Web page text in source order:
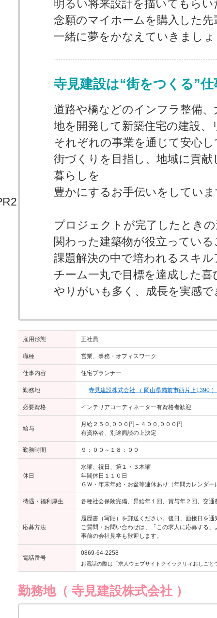
明るい将来設計を描いてもら
念願のマイホームを購入した
一緒に夢をかなえていきまし
寺見建設は“街をつくる”
道路や橋などのインフラ整備、
地を開発して新築住宅の建設、
それぞれの事業を通じて安心
街づくりを目指し、地域に貢
暮らしを
豊かにするお手伝いをしてい
プロジェクトが完了したとき
関わった建築物が役立ってい
課題解決の中で培われるスキ
チーム一丸で目標を達成した喜
やりがいも多く、成長を実感
雇用形態 正社員
職種 営業、事務・オフィスワーク
仕事内容 住宅プランナー
勤務地 寺見建設株式会社 （ 岡山県備前市西片上1390 ）
必要資格 インテリアコーディネーター有資格者歓迎
給与
月給２５０,０００円～４００,０００円
有資格者、別途面談の上決定
勤務時間 ９：００～１８：００
休日
水曜、祝日、第１・３木曜
年間休日１１０日
ＧＷ・年末年始・お盆等連休あり（年間カレンダー
待遇・福利厚生 各種社会保険完備、昇給年１回、賞与年２回、交
応募方法
履歴書（写貼）を郵送ください。後日、面接日を通
ご質問・お問い合わせは、「この求人に応募する
事前の会社見学も歓迎します。
電話番号
0869-64-2258
お電話の際は「求人ウェブサイトクイックリィおしご
勤務地（ 寺見建設株式会社 ）